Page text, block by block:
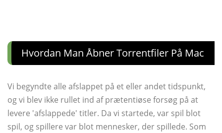
Hvordan Man Åbner Torrentfiler På Mac
Vi begyndte alle afslappet på et eller andet tidspunkt,
og vi blev ikke rullet ind af prætentiøse forsøg på at
levere 'afslappede' titler. Da vi startede, var spil blot
spil, og spillere var blot mennesker, der spillede. Som